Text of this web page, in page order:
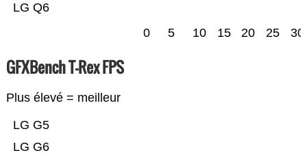
LG Q6
0 5 10 15 20 25 30
GFXBench T-Rex FPS
Plus élevé = meilleur
LG G6
LG G5